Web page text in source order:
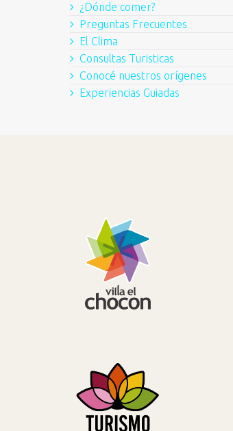
¿Dónde comer?
Preguntas Frecuentes
El Clima
Consultas Turisticas
Conocé nuestros orígenes
Experiencias Guiadas